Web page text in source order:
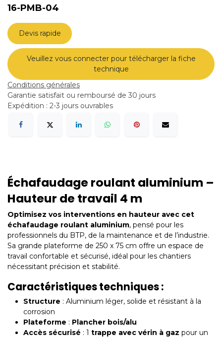
16-PMB-04
Devis rapide
Veuillez vous connecter pour télécharger la fiche
technique
Conditions générales
Garantie satisfait ou remboursé de 30 jours
Expédition : 2-3 jours ouvrables
Échafaudage roulant aluminium –
Hauteur de travail 4 m
Optimisez vos interventions en hauteur avec cet
échafaudage roulant aluminium, pensé pour les
professionnels du BTP, de la maintenance et de l’industrie.
Sa grande plateforme de 250 x 75 cm offre un espace de
travail confortable et sécurisé, idéal pour les chantiers
nécessitant précision et stabilité.
Caractéristiques techniques :
Structure : Aluminium léger, solide et résistant à la
corrosion
Plateforme : Plancher bois/alu
Accès sécurisé : 1 trappe avec vérin à gaz pour un